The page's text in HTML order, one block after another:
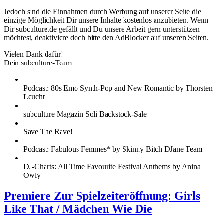
Jedoch sind die Einnahmen durch Werbung auf unserer Seite die
einzige Möglichkeit Dir unsere Inhalte kostenlos anzubieten. Wenn
Dir subculture.de gefällt und Du unsere Arbeit gern unterstützen
möchtest, deaktiviere doch bitte den AdBlocker auf unseren Seiten.
Vielen Dank dafür!
Dein subculture-Team
Podcast: 80s Emo Synth-Pop and New Romantic by Thorsten
Leucht
subculture Magazin Soli Backstock-Sale
Save The Rave!
Podcast: Fabulous Femmes* by Skinny Bitch DJane Team
DJ-Charts: All Time Favourite Festival Anthems by Anina
Owly
Premiere Zur Spielzeiteröffnung: Girls
Like That / Mädchen Wie Die